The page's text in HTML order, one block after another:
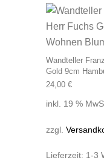
Wandteller
Gold 9cm
24,00 €
inkl. 19 %
zzgl.
Lieferzeit: 1-3